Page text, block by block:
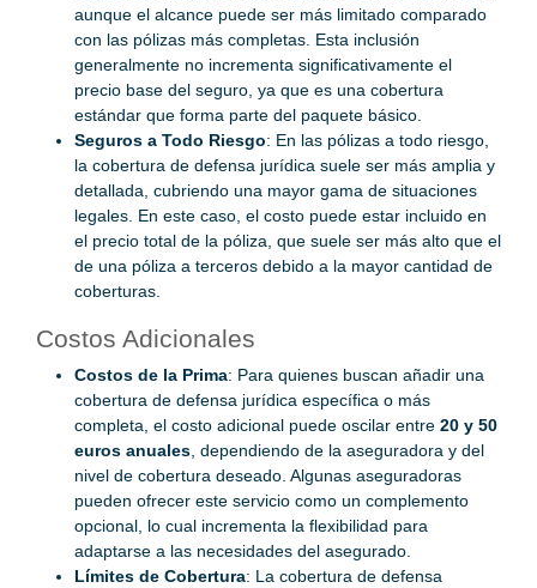
aunque el alcance puede ser más limitado comparado
con las pólizas más completas. Esta inclusión
generalmente no incrementa significativamente el
precio base del seguro, ya que es una cobertura
estándar que forma parte del paquete básico.
Seguros a Todo Riesgo: En las pólizas a todo riesgo,
la cobertura de defensa jurídica suele ser más amplia y
detallada, cubriendo una mayor gama de situaciones
legales. En este caso, el costo puede estar incluido en
el precio total de la póliza, que suele ser más alto que el
de una póliza a terceros debido a la mayor cantidad de
coberturas.
Costos Adicionales
Costos de la Prima: Para quienes buscan añadir una
cobertura de defensa jurídica específica o más
completa, el costo adicional puede oscilar entre 20 y 50
euros anuales , dependiendo de la aseguradora y del
nivel de cobertura deseado. Algunas aseguradoras
pueden ofrecer este servicio como un complemento
opcional, lo cual incrementa la flexibilidad para
adaptarse a las necesidades del asegurado.
Límites de Cobertura: La cobertura de defensa